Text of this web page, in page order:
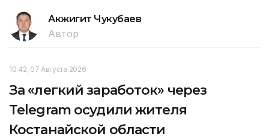
Акжигит Чукубаев
Автор
10:42, 07 Августа 2026
За «легкий заработок» через
Telegram осудили жителя
Костанайской области